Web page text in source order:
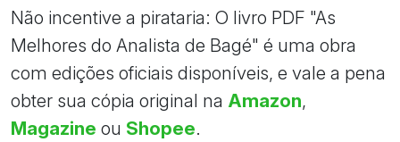
Não incentive a pirataria: O livro PDF "As
Melhores do Analista de Bagé" é uma obra
com edições oficiais disponíveis, e vale a pena
obter sua cópia original na Amazon,
Magazine ou Shopee.